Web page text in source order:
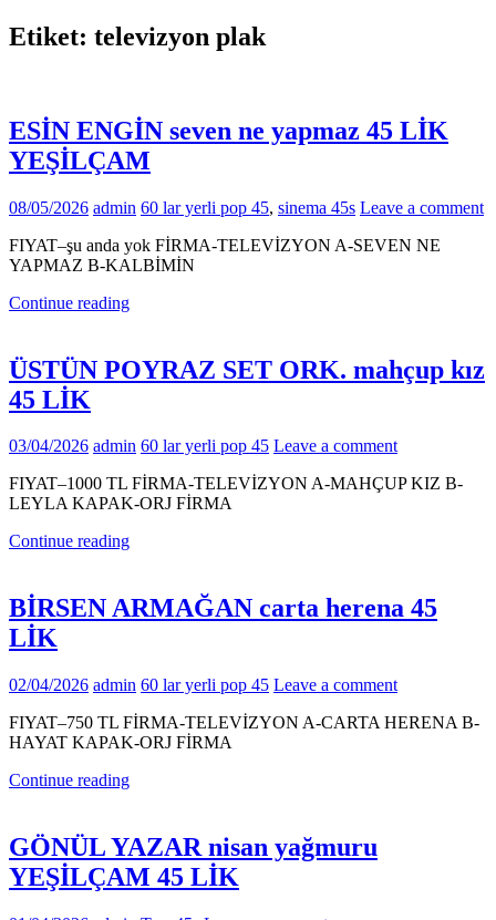
Etiket: televizyon plak
ESİN ENGİN seven ne yapmaz 45 LİK
YEŞİLÇAM
08/05/2026 admin 60 lar yerli pop 45, sinema 45s Leave a comment
FIYAT–şu anda yok FİRMA-TELEVİZYON A-SEVEN NE
YAPMAZ B-KALBİMİN
Continue reading
ÜSTÜN POYRAZ SET ORK. mahçup kız
45 LİK
03/04/2026 admin 60 lar yerli pop 45 Leave a comment
FIYAT–1000 TL FİRMA-TELEVİZYON A-MAHÇUP KIZ B-
LEYLA KAPAK-ORJ FİRMA
Continue reading
BİRSEN ARMAĞAN carta herena 45
LİK
02/04/2026 admin 60 lar yerli pop 45 Leave a comment
FIYAT–750 TL FİRMA-TELEVİZYON A-CARTA HERENA B-
HAYAT KAPAK-ORJ FİRMA
Continue reading
GÖNÜL YAZAR nisan yağmuru
YEŞİLÇAM 45 LİK